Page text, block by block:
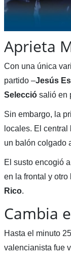
Aprieta
Con una única
partido –Jesús
Selecciósalió en
Sin embargo, la
locales. El central
un balón colgado
El susto encogió
en la frontal y
Rico.
Cambia
Hasta el minuto
valencianista fue